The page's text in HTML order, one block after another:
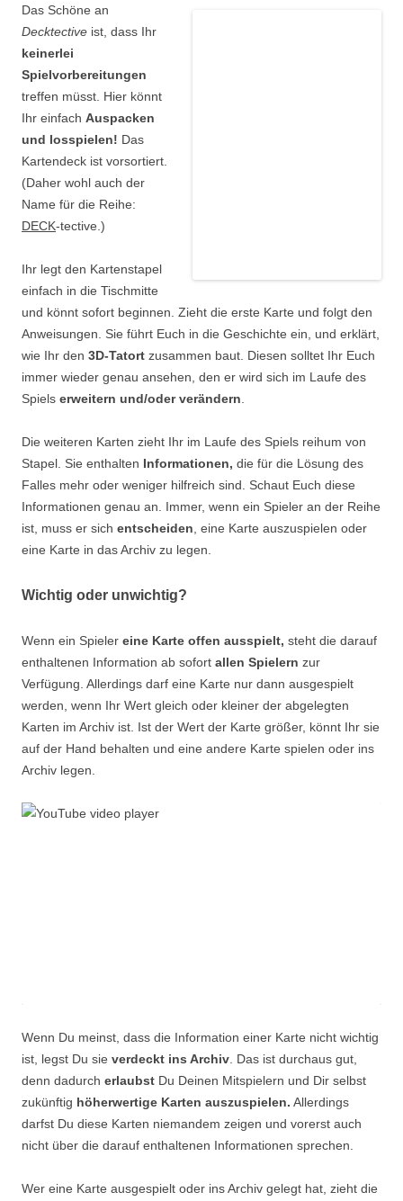
Das Schöne an
Decktective ist, dass Ihr
keinerlei
Spielvorbereitungen
treffen müsst. Hier könnt
Ihr einfach Auspacken
und losspielen! Das
Kartendeck ist vorsortiert.
(Daher wohl auch der
Name für die Reihe:
DECK-tective.)
Ihr legt den Kartenstapel
einfach in die Tischmitte
und könnt sofort beginnen. Zieht die erste Karte und folgt den
Anweisungen. Sie führt Euch in die Geschichte ein, und erklärt,
wie Ihr den 3D-Tatort zusammen baut. Diesen solltet Ihr Euch
immer wieder genau ansehen, den er wird sich im Laufe des
Spiels erweitern und/oder verändern
Die weiteren Karten zieht Ihr im Laufe des Spiels reihum von
Stapel. Sie enthalten Informationen, die für die Lösung des
Falles mehr oder weniger hilfreich sind. Schaut Euch diese
Informationen genau an. Immer, wenn ein Spieler an der Reihe
ist, muss er sich entscheiden , eine Karte auszuspielen oder
eine Karte in das Archiv zu legen.
Wichtig oder unwichtig?
Wenn ein Spieler eine Karte offen ausspielt, steht die darauf
enthaltenen Information ab sofort allen Spielern zur
Verfügung. Allerdings darf eine Karte nur dann ausgespielt
werden, wenn Ihr Wert gleich oder kleiner der abgelegten
Karten im Archiv ist. Ist der Wert der Karte größer, könnt Ihr sie
auf der Hand behalten und eine andere Karte spielen oder ins
Archiv legen.
Wenn Du meinst, dass die Information einer Karte nicht wichtig
ist, legst Du sie verdeckt ins Archiv . Das ist durchaus gut,
denn dadurch erlaubst Du Deinen Mitspielern und Dir selbst
zukünftig höherwertige Karten auszuspielen. Allerdings
darfst Du diese Karten niemandem zeigen und vorerst auch
nicht über die darauf enthaltenen Informationen sprechen.
Wer eine Karte ausgespielt oder ins Archiv gelegt hat, zieht die